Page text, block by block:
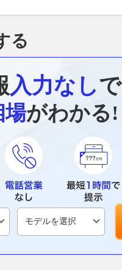
る
入力なしで
場がわかる!